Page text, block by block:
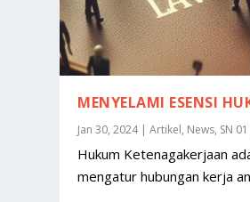
MENYELAMI ESENSI
Jan 30, 2024|Artikel, News, SN 01
Hukum Ketenagakerjaan
mengatur hubungan kerja